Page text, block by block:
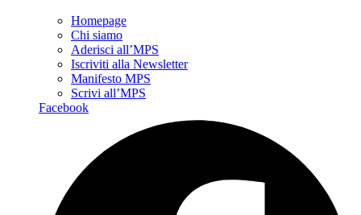
Homepage
Chi siamo
Aderisci all’MPS
Iscriviti alla Newsletter
Manifesto MPS
Scrivi all’MPS
Facebook